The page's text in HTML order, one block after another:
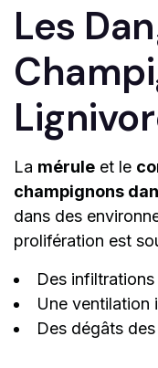
Les
La mérule et le
champignons
dans des
prolifération est
Des infiltrations
Une ventilation
Des dégâts